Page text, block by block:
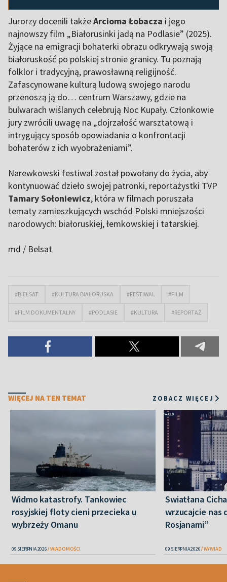
Jurorzy docenili takżeArcioma Łobacza i jego
najnowszy film „Białorusinki jadą na Podlasie” (2025).
Żyjące na emigracji bohaterki obrazu odkrywają swoją
białoruskość po polskiej stronie granicy. Tu poznają
folklor i tradycyjną, prawosławną religijność.
Zafascynowane kulturą ludową swojego narodu
przenoszą ją do… centrum Warszawy, gdzie na
bulwarach wiślanych celebrują Noc Kupały. Członkowie
jury zwrócili uwagę na „dojrzałość warsztatową i
intrygujący sposób opowiadania o konfrontacji
bohaterów z ich wyobrażeniami”.
Narewkowski festiwal został powołany do życia, aby
kontynuować dzieło swojej patronki, reportażystki TVP
Tamary Sołoniewicz, która w filmach poruszała
tematy zamieszkujących wschód Polski mniejszości
narodowych: białoruskiej, łemkowskiej i tatarskiej.
md / Belsat
#BIEŁSAT #KULTURA BIAŁORUSKA #FESTIWAL #FILM
#FILM DOKUMENTALNY #PODLASIE #KULTURA #REPORTAŻ
WIĘCEJ NA TEN TEMAT ZOBACZ WIĘCEJ
Widmo katastrofy. Tankowiec
rosyjskiej floty cieni przecieka u
wybrzeży Omanu
09 SIERPNIA 2026 WIADOMOŚCI
Swiatłana
wrzucajcie nas
Rosjanami”
09 SIERPNIA 2026 WYWIAD